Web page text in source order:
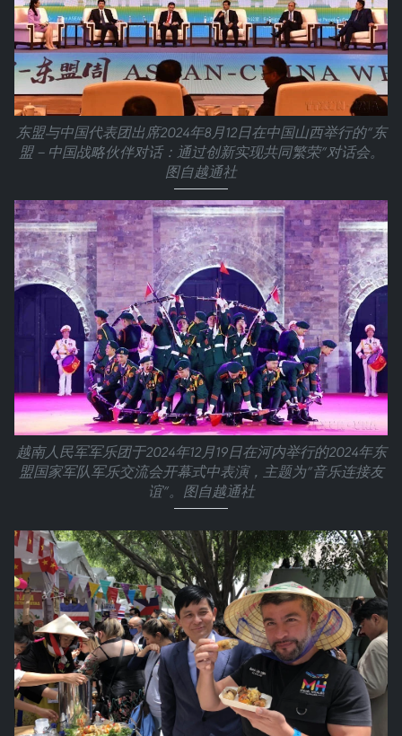
东盟与中国代表团出席2024年8月12日在中国山西举行的“东
盟－中国战略伙伴对话：通过创新实现共同繁荣”对话会。
图自越通社
越南人民军军乐团于2024年12月19日在河内举行的2024年东
盟国家军队军乐交流会开幕式中表演，主题为“音乐连接友
谊”。图自越通社